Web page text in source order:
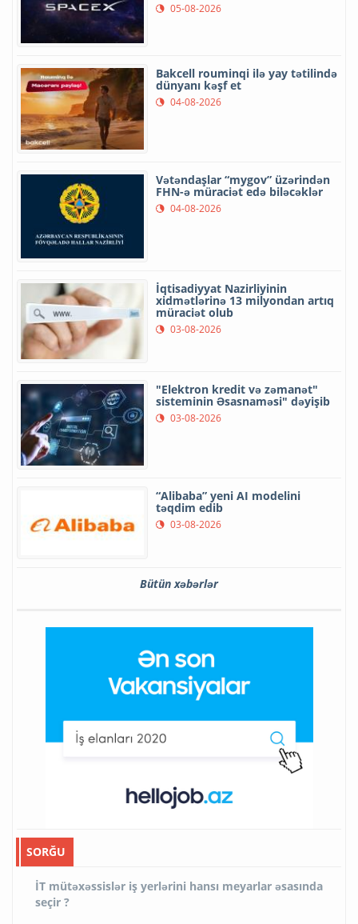
05-08-2026
Bakcell rouminqi ilə yay tətilində
dünyanı kəşf et
04-08-2026
Vətəndaşlar “mygov” üzərindən
FHN-ə müraciət edə biləcəklər
04-08-2026
İqtisadiyyat Nazirliyinin
xidmətlərinə 13 milyondan artıq
müraciət olub
03-08-2026
"Elektron kredit və zəmanət"
sisteminin Əsasnaməsi" dəyişib
03-08-2026
“Alibaba” yeni AI modelini
təqdim edib
03-08-2026
Bütün xəbərlər
SORĞU
İT mütəxəssislər iş yerlərini hansı meyarlar əsasında
seçir ?